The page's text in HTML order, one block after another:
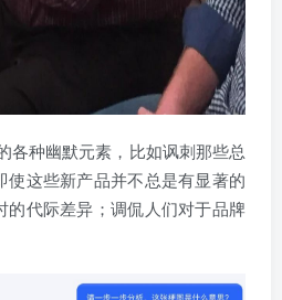
各种幽默元素，比如讽刺那些总
使这些新产品并不总是有显著的
的代际差异；调侃人们对于品牌